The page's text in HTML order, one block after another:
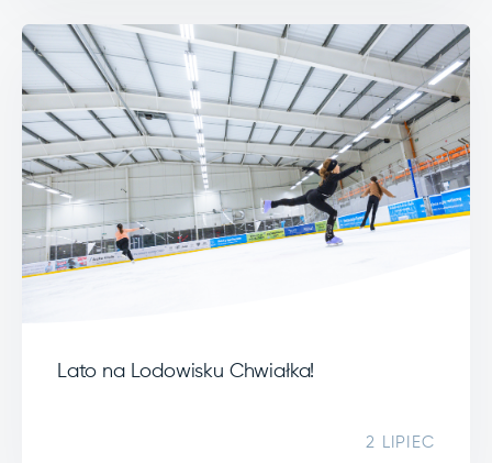
Lato na Lodowisku Chwiałka!
2 LIPIEC